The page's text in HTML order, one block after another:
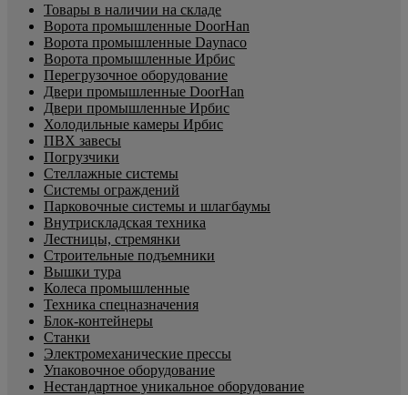
Товары в наличии на складе
Ворота промышленные DoorHan
Ворота промышленные Daynaco
Ворота промышленные Ирбис
Перегрузочное оборудование
Двери промышленные DoorHan
Двери промышленные Ирбис
Холодильные камеры Ирбис
ПВХ завесы
Погрузчики
Стеллажные системы
Системы ограждений
Парковочные системы и шлагбаумы
Внутрискладская техника
Лестницы, стремянки
Строительные подъемники
Вышки тура
Колеса промышленные
Техника спецназначения
Блок-контейнеры
Станки
Электромеханические прессы
Упаковочное оборудование
Нестандартное уникальное оборудование